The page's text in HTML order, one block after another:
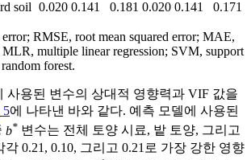
soil 0.020 0.141 0.181 0.020 0.141 0.171
RMSE, root mean squared error; MAE,
MLR, multiple linear regression; SVM, support
forest.
사용된 변수의 상대적 영향력과 VIF 값을
5에 나타낸 바와 같다. 예측 모델에 사용된
b* 변수는 전체 토양 시료, 밭 토양, 그리고
0.21, 0.10, 그리고 0.21로 가장 강한 영향